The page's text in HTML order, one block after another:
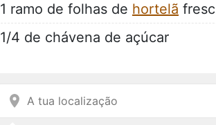
1 ramo de folhas de hortelã
1/4 de chávena de açúcar